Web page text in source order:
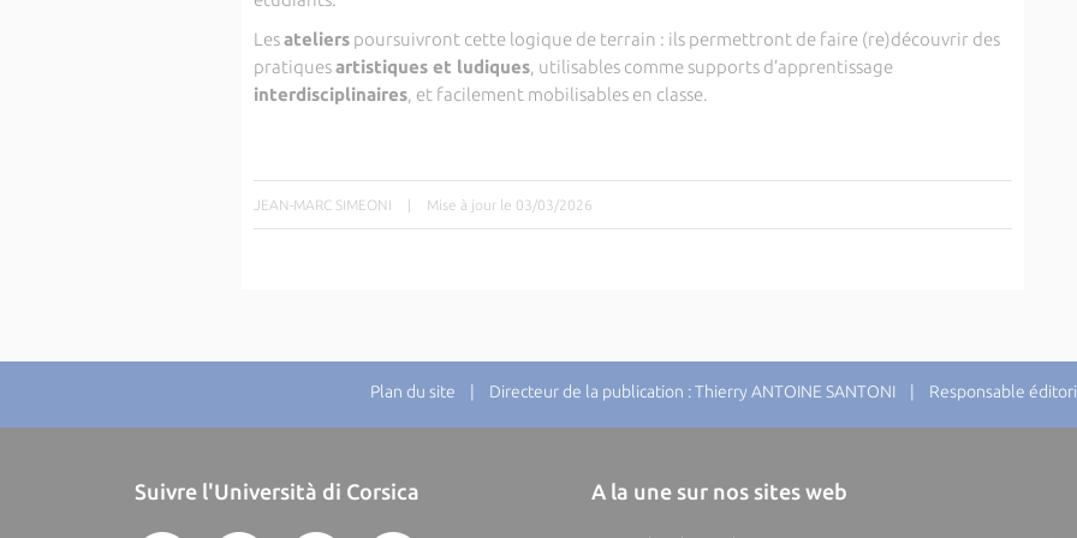
Lesatelierspoursuivront cette logique de terrain : ils permettront de faire (re)découvrir des
pratiquesartistiques et ludiques, utilisables comme supports d’apprentissage
interdisciplinaires, et facilement mobilisables en classe.
JEAN-MARC SIMEONI | Mise à jour le 03/03/2026
Plan du site | Directeur de la publication : Thierry ANTOINE SANTONI | Responsable
Suivre l'Università di Corsica A la une sur nos sites web